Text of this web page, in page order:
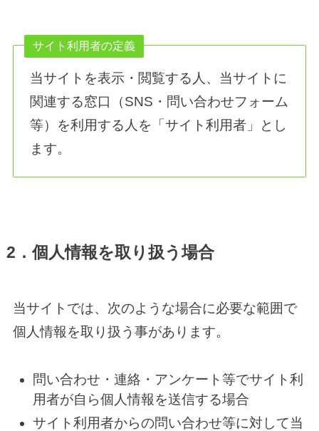
サイト利用者の定義
当サイトを表示・閲覧する人、当サイトに
関連する窓口（SNS・問い合わせフォーム
等）を利用する人を「サイト利用者」とし
ます。
2．個人情報を取り扱う場合
当サイトでは、次のような場合に必要な範囲で
個人情報を取り扱う事があります。
問い合わせ・連絡・アンケート等でサイト利
用者が自ら個人情報を送信する場合
サイト利用者からの問い合わせ等に対して当